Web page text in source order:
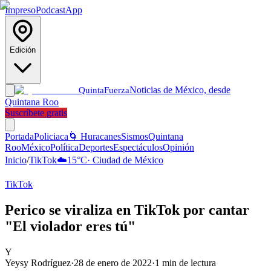
ImpresoPodcastApp
Edición
QuintaFuerzaNoticias de México, desde
Quintana Roo
Suscríbete gratis
PortadaPoliciaca 🌀 HuracanesSismosQuintana
RooMéxicoPolíticaDeportesEspectáculosOpinión
Inicio/TikTok☁️15°C· Ciudad de México
TikTok
Perico se viraliza en TikTok por cantar
"El violador eres tú"
Y
Yeysy Rodríguez·28 de enero de 2022·1 min de lectura